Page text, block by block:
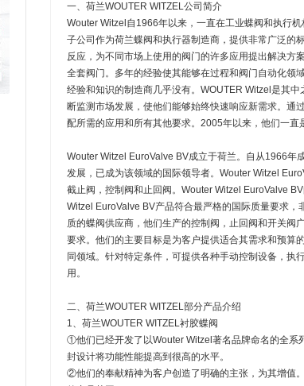
一、荷兰WOUTER WITZEL公司简介
Wouter Witzel自1966年以来，一直在工业蝶阀和执行
子公司作为荷兰蝶阀和执行器制造商，提供非常广泛的
反应，为不同市场上使用的阀门的许多应用提出解决方
全套阀门。多年的经验使其能够在过程和阀门自动化领
经验和知识的制造商几乎没有。WOUTER Witzel是其
断监测市场发展，使他们能够始终快速响应新需求。通
配所需的应用和所有其他要求。2005年以来，他们一直
Wouter Witzel EuroValve BV成立于荷兰。自从1966年
发展，已成为该领域的国际领导者。Wouter Witzel
截止阀，控制阀和止回阀。Wouter Witzel EuroValve
Witzel EuroValve BV产品符合最严格的国际质量要求
质的蝶阀供应商，他们生产的控制阀，止回阀和开关阀
要求。他们的主要目标是为客户提供适合其需求和预算
同领域。针对特定条件，可提供各种手动控制设备，
用。
二、荷兰WOUTER WITZEL部分产品介绍
1、荷兰WOUTER WITZEL衬胶蝶阀
①他们已经开发了以Wouter Witzel著名品牌命名的全系
封设计将功能性能提高到很高的水平。
②他们的奉献精神为客户创造了明确的主张，为其增值